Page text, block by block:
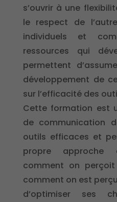
s’ouvrir à une
le respect de
individuels et
ressources qui
permettent
développement de
sur l’efficacité des
Cette formation est
de communication
outils efficaces et
propre approche
comment on
comment on est
d’optimiser ses